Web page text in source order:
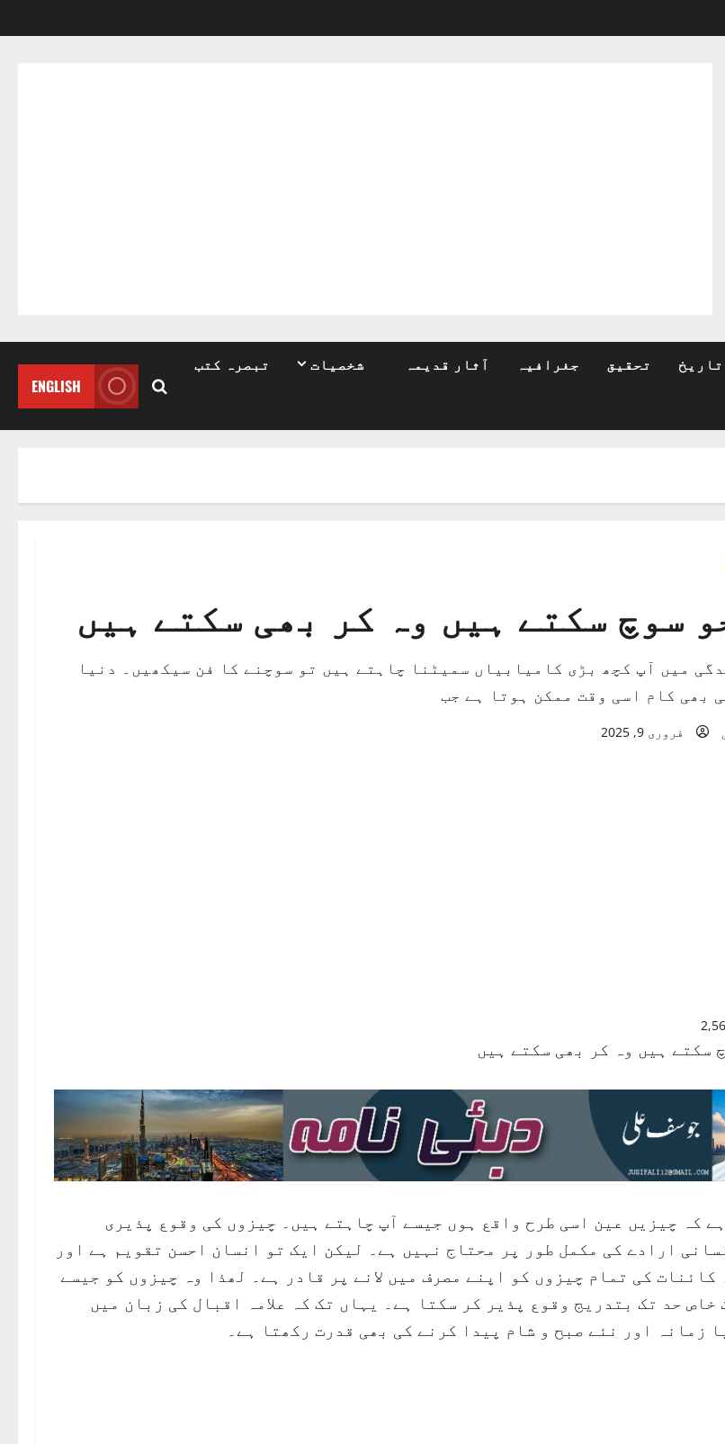
تاریخ تحقیق جغرافیہ آثار قدیمہ شخصیات تبصرہ کتب
ENGLISH
سوچ سکتے ہیں وہ کر بھی سکتے ہیں
میں آپ کچھ بڑی کامیابیاں سمیٹنا چاہتے ہیں تو سوچنے کا فن سیکھیں۔ دنیا
بھی کام اسی وقت ممکن ہوتا ہے جب
فروری 9, 2025
سکتے ہیں وہ کر بھی سکتے ہیں
کہ چیزیں عین اسی طرح واقع ہوں جیسے آپ چاہتے ہیں۔ چیزوں کی وقوع پذیری
ارادے کی مکمل طور پر محتاج نہیں ہے۔ لیکن ایک تو انسان احسن تقویم ہے اور
کائنات کی تمام چیزوں کو اپنے مصرف میں لانے پر قادر ہے۔ لھذا وہ چیزوں کو جیسے
خاص حد تک بتدریج وقوع پذیر کر سکتا ہے۔ یہاں تک کہ علامہ اقبال کی زبان میں
زمانہ اور نئے صبح و شام پیدا کرنے کی بھی قدرت رکھتا ہے۔